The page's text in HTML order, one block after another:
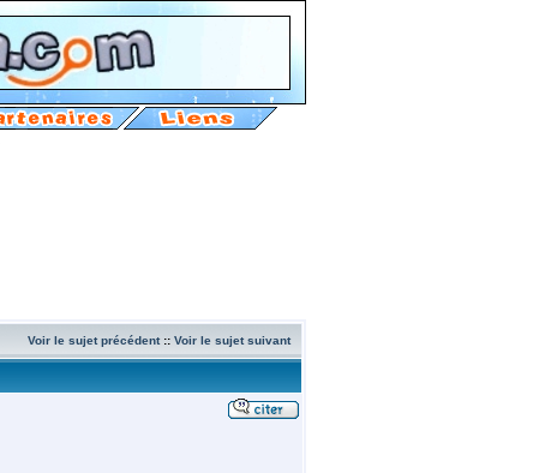
Voir le sujet précédent:: Voir le sujet suivant